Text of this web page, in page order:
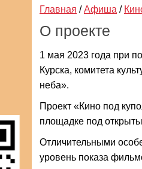
Главная / Афиша /
О проекте
1 мая 2023 года при
Курска, комитета
неба».
Проект «Кино под
площадке под
Отличительными
уровень показа